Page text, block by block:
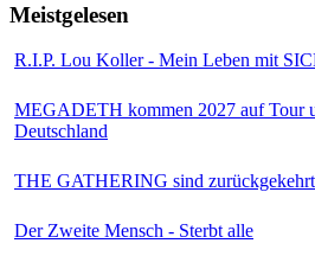
Meistgelesen
R.I.P. Lou Koller - Mein Leben mit
MEGADETH kommen 2027 auf Tour
Deutschland
THE GATHERING sind
Der Zweite Mensch - Sterbt alle